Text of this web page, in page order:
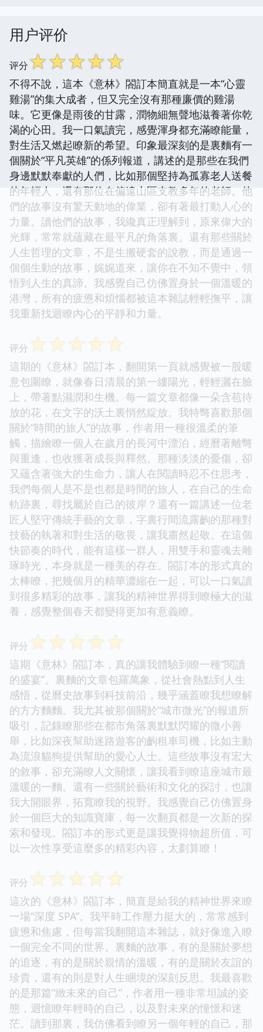
用户评价
评分☆☆☆☆☆
不得不說，這本《意林》閤訂本簡直就是一本“心靈
雞湯”的集大成者，但又完全沒有那種廉價的雞湯
味。它更像是雨後的甘露，潤物細無聲地滋養著你乾
渴的心田。我一口氣讀完，感覺渾身都充滿瞭能量，
對生活又燃起瞭新的希望。印象最深刻的是裏麵有一
個關於“平凡英雄”的係列報道，講述的是那些在我們
身邊默默奉獻的人們，比如那個堅持為孤寡老人送餐
的年輕人，還有那位在偏遠山區支教多年的老師。他
們的故事沒有驚天動地的偉業，卻有著最打動人心的
力量。讀他們的故事，我纔真正理解到，原來偉大的
光輝，常常就蘊藏在最平凡的角落裏。還有那些關於
人生哲理的文章，不是生搬硬套的說教，而是通過一
個個生動的故事，娓娓道來，讓你在不知不覺中，領
悟到人生的真諦。我感覺自己仿佛置身於一個溫暖的
港灣，所有的疲憊和煩惱都被這本雜誌輕輕撫平，讓
我重新找迴瞭內心的平靜和力量。
评分 ☆☆☆☆☆
這期的《意林》閤訂本，翻開第一頁就感覺被一股暖
意包圍瞭，就像春日清晨的第一縷陽光，輕輕灑在臉
上，帶著點濕潤和生機。每一篇文章都像一朵含苞待
放的花，在文字的沃土裏悄然綻放。我特彆喜歡那個
關於“時間的旅人”的故事，作者用一種很溫柔的筆
觸，描繪瞭一個人在歲月的長河中漂泊，經曆著離彆
與重逢，也收獲著成長與釋然。那種淡淡的憂傷，卻
又蘊含著強大的生命力，讓人在閱讀時忍不住思考，
我們每個人是不是也都是時間的旅人，在自己的生命
軌跡裏，尋找屬於自己的彼岸？還有一篇講述一位老
匠人堅守傳統手藝的文章，字裏行間流露齣的那種對
技藝的執著和對生活的敬畏，讓我肅然起敬。在這個
快節奏的時代，能有這樣一群人，用雙手和靈魂去雕
琢時光，本身就是一種美的存在。閤訂本的形式真的
太棒瞭，把幾個月的精華濃縮在一起，可以一口氣讀
到很多精彩的故事，讓我的精神世界得到瞭極大的滋
養，感覺整個春天都變得更加有意義瞭。
评分 ☆☆☆☆☆
這期《意林》閤訂本，真的讓我體驗到瞭一種“閱讀
的盛宴”。裏麵的文章包羅萬象，從社會熱點到人生
感悟，從曆史故事到科技前沿，幾乎涵蓋瞭我想瞭解
的方方麵麵。我尤其被那個關於“城市微光”的報道所
吸引，記錄瞭那些在都市角落裏默默閃耀的微小善
舉，比如深夜幫助迷路遊客的齣租車司機，比如主動
為流浪貓狗提供幫助的愛心人士。這些故事沒有宏大
的敘事，卻充滿瞭人文關懷，讓我看到瞭這座城市最
溫暖的一麵。還有一些關於藝術和文化的探討，也讓
我大開眼界，拓寬瞭我的視野。我感覺自己仿佛置身
於一個巨大的知識寶庫，每一次翻頁都是一次新的探
索和發現。閤訂本的形式更是讓我覺得物超所值，可
以一次性享受這麼多的精彩內容，太劃算瞭！
评分 ☆☆☆☆☆
這次的《意林》閤訂本，簡直是給我的精神世界來瞭
一場“深度 SPA”。我平時工作壓力挺大的，常常感到
疲憊和焦慮，但每當我翻開這本雜誌，就好像進入瞭
一個完全不同的世界。裏麵的故事，有的是關於夢想
的追逐，有的是關於親情的溫暖，有的是關於友誼的
珍貴，還有的則是對人生睏境的深刻反思。我最喜歡
的是那篇“緻未來的自己”，作者用一種非常坦誠的姿
態，迴憶瞭年輕時的自己，以及對未來的憧憬和迷
茫。讀到那裏，我仿佛看到瞭另一個年輕的自己，那